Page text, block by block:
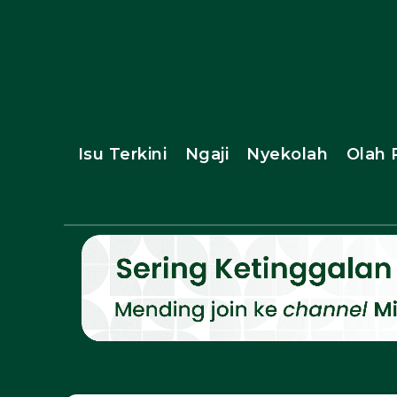
Isu Terkini Ngaji Nyekolah Olah